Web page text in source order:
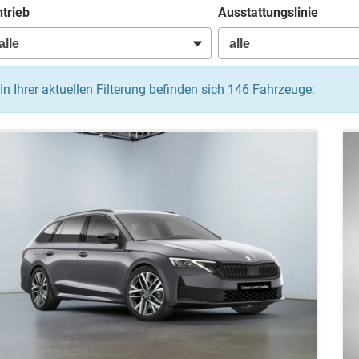
Ausstattungslinie
In Ihrer aktuellen Filterung befinden sich 146Fahrzeuge: